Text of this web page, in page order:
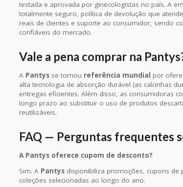
testada e aprovada por ginecologistas no país. A
totalmente seguro, política de devolução que
reais de clientes e suporte ao consumidor, sendo
confiáveis do mercado.
Vale a pena comprar na
A Pantys se tornou referência mundial por
alta tecnologia de absorção durável (as calcinhas
entregas eficientes. Além disso, as consumidoras
longo prazo ao substituir o uso de produtos
reutilizáveis.
FAQ — Perguntas frequentes
A Pantys oferece cupom de desconto?
Sim. A Pantys disponibiliza promoções, cupons
coleções selecionadas ao longo do ano.